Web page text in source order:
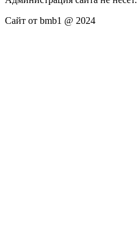
Сайт от bmb1 @ 2024